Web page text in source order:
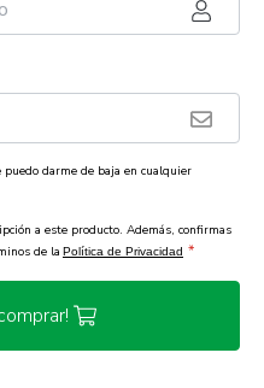
darme de baja en cualquier
a este producto. Además, confirmas
de la Política de Privacidad *